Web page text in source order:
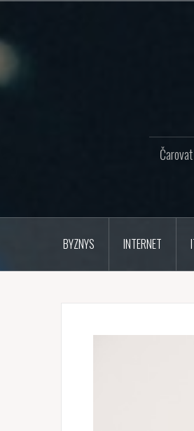
obsahu
BYZNYS INTERNET